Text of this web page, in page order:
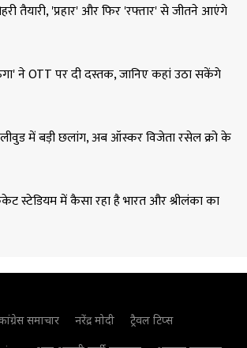
तैयारी, 'प्रहार' और फिर 'रफ्तार' से जीतने आएंगे
ने OTT पर दी दस्तक, जानिए कहां उठा सकेंगे
में बड़ी छलांग, अब ऑस्कर विजेता रसेल क्रो के
स्टेडियम में कैसा रहा है भारत और श्रीलंका का
समाचार नरेंद्र मोदी
ट्रैवल टिप्स